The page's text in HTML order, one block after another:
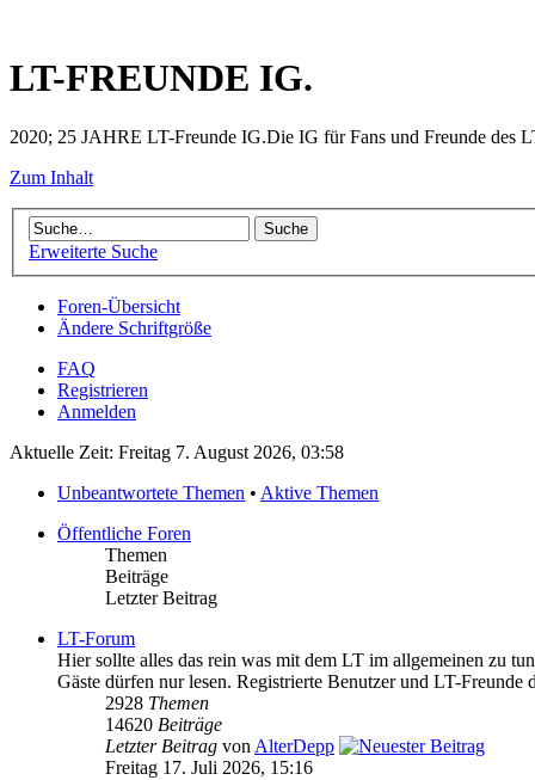
LT-FREUNDE IG.
2020; 25 JAHRE LT-Freunde IG.Die IG für Fans und Freunde des
Zum Inhalt
Erweiterte Suche
Foren-Übersicht
Ändere Schriftgröße
FAQ
Registrieren
Anmelden
Aktuelle Zeit: Freitag 7. August 2026, 03:58
Unbeantwortete Themen • Aktive Themen
Öffentliche Foren
Themen
Beiträge
Letzter Beitrag
LT-Forum
Hier sollte alles das rein was mit dem LT im allgemeinen zu
Gäste dürfen nur lesen. Registrierte Benutzer und LT-Freunde
2928 Themen
14620 Beiträge
Letzter Beitrag vonAlterDepp
Freitag 17. Juli 2026, 15:16